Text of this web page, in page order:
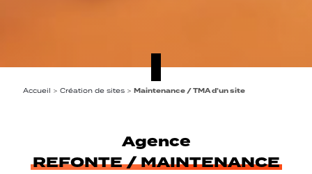
Accueil > Création de sites> Maintenance / TMA d’un site
Agence
REFONTE / MAINTENANCE